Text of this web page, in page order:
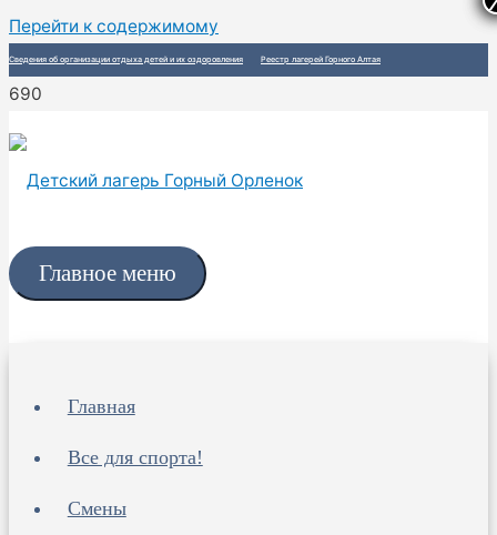
Перейти к содержимому
Сведения об организации отдыха детей и их оздоровления Реестр лагерей Горного Алтая
Главное меню
Главная
Все для спорта!
Смены